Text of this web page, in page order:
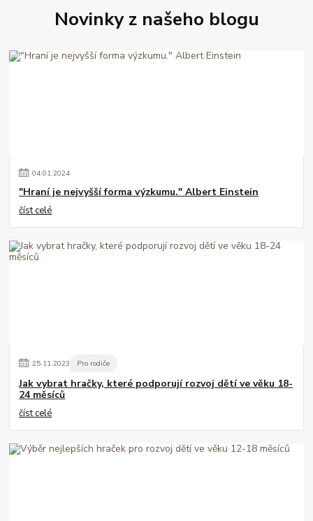
Novinky z našeho blogu
04.01.2024
"Hraní je nejvyšší forma výzkumu." Albert Einstein
číst celé
25.11.2023 Pro rodiče
Jak vybrat hračky, které podporují rozvoj dětí ve věku 18-
24 měsíců
číst celé